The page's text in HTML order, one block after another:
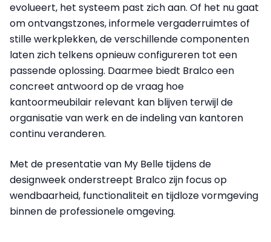
evolueert, het systeem past zich aan. Of het nu gaat
om ontvangstzones, informele vergaderruimtes of
stille werkplekken, de verschillende componenten
laten zich telkens opnieuw configureren tot een
passende oplossing. Daarmee biedt Bralco een
concreet antwoord op de vraag hoe
kantoormeubilair relevant kan blijven terwijl de
organisatie van werk en de indeling van kantoren
continu veranderen.
Met de presentatie van My Belle tijdens de
designweek onderstreept Bralco zijn focus op
wendbaarheid, functionaliteit en tijdloze vormgeving
binnen de professionele omgeving.